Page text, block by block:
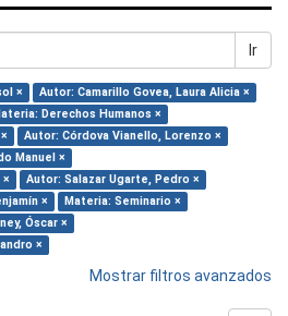
Ir
×
Autor: Camarillo Govea, Laura Alicia ×
Derechos Humanos ×
Autor: Córdova Vianello, Lorenzo ×
Manuel ×
Autor: Salazar Ugarte, Pedro ×
×
Materia: Seminario ×
Óscar ×
×
Mostrar filtros avanzados